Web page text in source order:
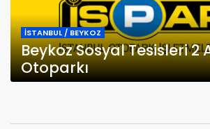
İSTANBUL / BEYKOZ
Beykoz Sosyal Tesisleri 2
Otoparkı